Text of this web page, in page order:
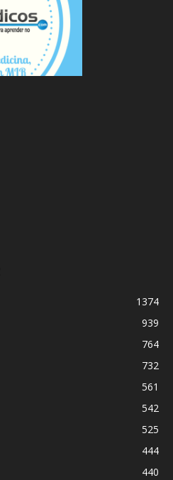
1374
939
764
732
561
542
525
444
440